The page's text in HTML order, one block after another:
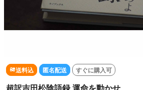
送料込 匿名配送 すぐに購入可
超訳吉田松陰語録 運命を動かせ